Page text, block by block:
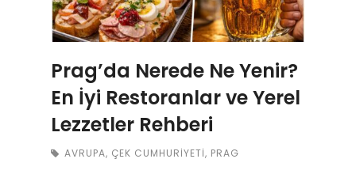
Prag’da Nerede Ne Yenir?
En İyi Restoranlar ve Yerel
Lezzetler Rehberi
AVRUPA, ÇEK CUMHURIYETI, PRAG